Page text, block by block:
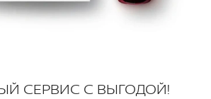
СЕРВИС С ВЫГОДОЙ!